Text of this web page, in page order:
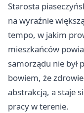
Starosta
na wyraźnie
tempo, w jakim
mieszkańców
samorządu nie był
bowiem, że
abstrakcją, a staje
pracy w terenie.